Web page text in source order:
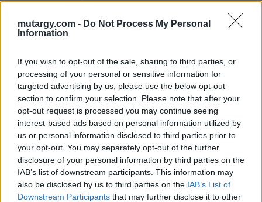
mutargy.com - Do Not Process My Personal
Information
If you wish to opt-out of the sale, sharing to third parties, or
processing of your personal or sensitive information for
targeted advertising by us, please use the below opt-out
section to confirm your selection. Please note that after your
opt-out request is processed you may continue seeing
interest-based ads based on personal information utilized by
us or personal information disclosed to third parties prior to
your opt-out. You may separately opt-out of the further
disclosure of your personal information by third parties on the
IAB’s list of downstream participants. This information may
also be disclosed by us to third parties on the IAB’s List of
Downstream Participants that may further disclose it to other
Aukció ideje: 18:00
utca 18.)
Tételszám: 623
Eladó adatai
Eladó:BÁV ART Aukciósház és
Galéria
Cím: BÁV ZRt.
1027 Budapest, Csalogány u.
23-33.